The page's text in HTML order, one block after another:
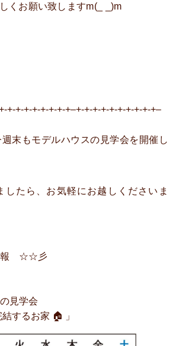
くお願い致しますm(_ _)m
+-+-+-+-+-+-+-+–+-+-+-+-+-+-+-+-+-+–
末もモデルハウスの見学会を開催し
したら、お気軽にお越しくださいま
報 ☆☆彡
見学会
するお家 🏠 」